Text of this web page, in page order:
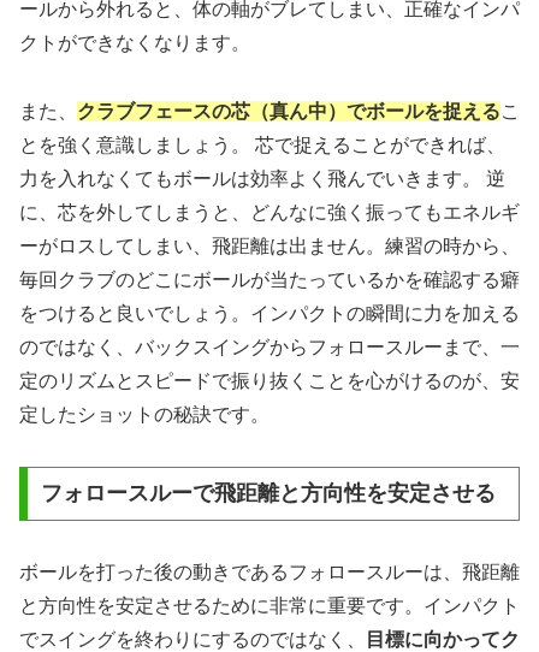
ールから外れると、体の軸がブレてしまい、正確なインパ
クトができなくなります。
また、 クラブフェースの芯（真ん中）でボールを捉えるこ
とを強く意識しましょう。 芯で捉えることができれば、
力を入れなくてもボールは効率よく飛んでいきます。 逆
に、芯を外してしまうと、どんなに強く振ってもエネルギ
ーがロスしてしまい、飛距離は出ません。練習の時から、
毎回クラブのどこにボールが当たっているかを確認する癖
をつけると良いでしょう。インパクトの瞬間に力を加える
のではなく、バックスイングからフォロースルーまで、一
定のリズムとスピードで振り抜くことを心がけるのが、安
定したショットの秘訣です。
フォロースルーで飛距離と方向性を安定させる
ボールを打った後の動きであるフォロースルーは、飛距離
と方向性を安定させるために非常に重要です。インパクト
でスイングを終わりにするのではなく、
目標に向かってク